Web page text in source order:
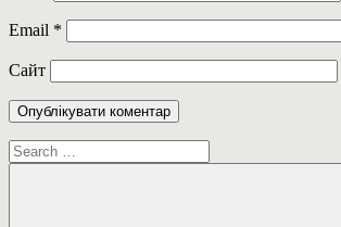
Email *
Сайт
Пошук: